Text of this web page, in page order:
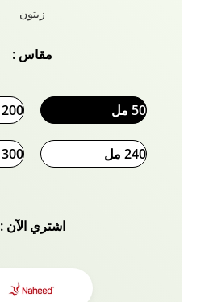
زيتون
مقاس :
50 مل 200 مل
240 مل 300 مل
اشتري الآن :